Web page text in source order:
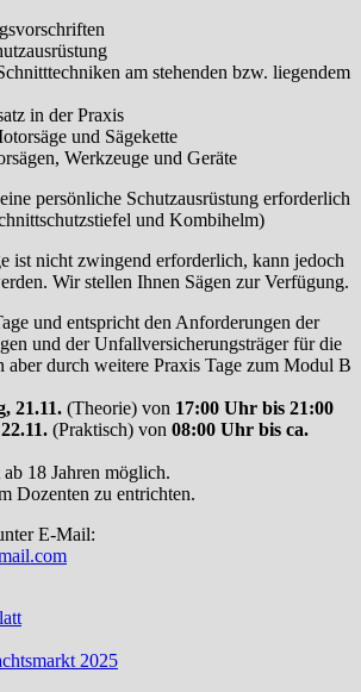
am stehenden bzw. liegendem
in der Praxis
und Sägekette
Werkzeuge und Geräte
persönliche Schutzausrüstung erforderlich
und Kombihelm)
ist nicht zwingend erforderlich, kann jedoch
Wir stellen Ihnen Sägen zur Verfügung.
und entspricht den Anforderungen der
und der Unfallversicherungsträger für die
aber durch weitere Praxis Tage zum Modul B
21.11. (Theorie) von 17:00 Uhr bis 21:00
(Praktisch) von 08:00 Uhr bis ca.
18 Jahren möglich.
Dozenten zu entrichten.
E-Mail:
2025